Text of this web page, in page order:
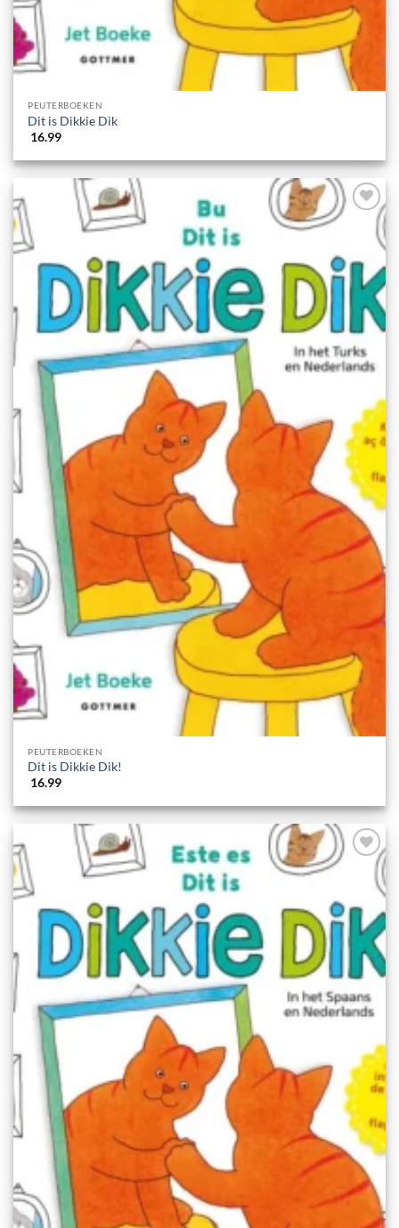
PEUTERBOEKEN
Dit is Dikkie Dik
16.99
PEUTERBOEKEN
Dit is Dikkie Dik!
16.99